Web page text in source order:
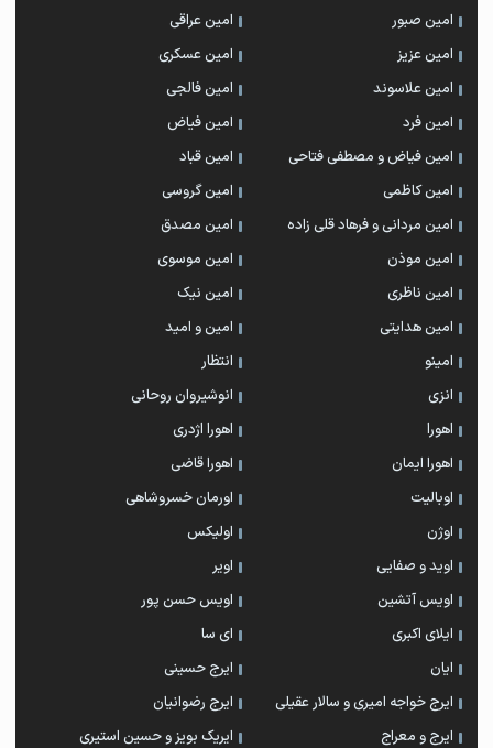
امین صبور
امین عراقی
امین عزیز
امین عسکری
امین علاسوند
امین فالجی
امین فرد
امین فیاض
امین فیاض و مصطفی فتاحی
امین قباد
امین کاظمی
امین گروسی
امین مردانی و فرهاد قلی زاده
امین مصدق
امین موذن
امین موسوی
امین ناظری
امین نیک
امین هدایتی
امین و امید
امینو
انتظار
انزی
انوشیروان روحانی
اهورا
اهورا اژدری
اهورا ایمان
اهورا قاضی
اوبالیت
اورمان خسروشاهی
اوژن
اولیکس
اوید و صفایی
اویر
اویس آتشین
اویس حسن پور
ايلاى اكبرى
ای سا
ایان
ایرج حسینی
ایرج خواجه امیری و سالار عقیلی
ایرج رضوانیان
ایرج و معراج
ایریک بویز و حسین استیری